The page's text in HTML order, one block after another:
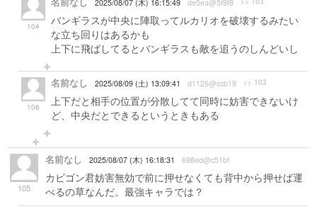
104
2025/08/07 (木) 16:15:49 de5ea@5f9f8
バンギラスが中央に陣取ってルカリオを破壊するみたい
な立ち回りはあるかも
上下に飛ばしてるとバンギラスも敵を追うのしんどいし
106
名前なし 2025/08/09 (土) 13:09:41 d1126@ccb19 >> 103
上下だと相手の位置が分散してて同時に妨害できないけ
ど、中央だとできるというときもある
105
名前なし 2025/08/07 (木) 16:18:31 698ed@c51bf
カビゴン君妨害無効で前に押せなくても背中から押せば運
べるの草なんだ。最強キャラでは？